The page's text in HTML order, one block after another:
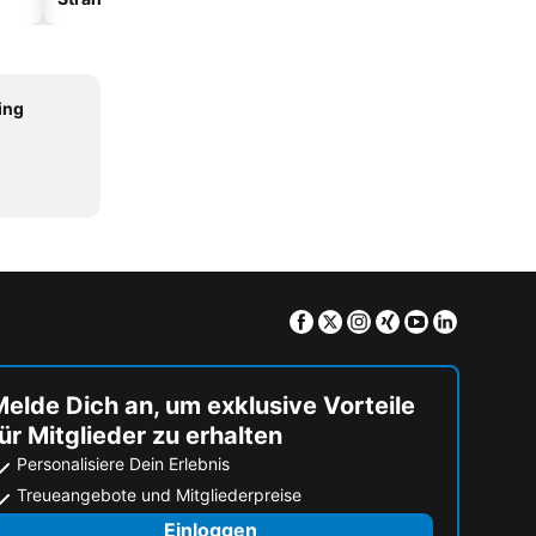
Facebook
TwitterInstagram
XingYoutube
Dich an, um exklusive Vorteile
Mitglieder zu erhalten
Personalisiere Dein Erlebnis
Treueangebote und Mitgliederpreise
Einloggen